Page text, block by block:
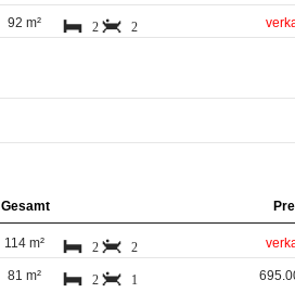
92 m² 2 2
Gesamt
114 m² 2 2
81 m² 2 1